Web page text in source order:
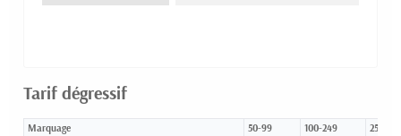
Tarif dégressif
Marquage 50-99 100-249 250-